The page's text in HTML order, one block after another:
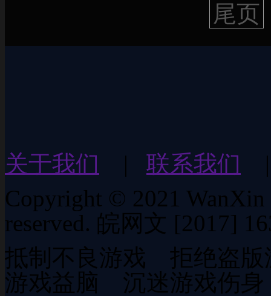
尾页
关于我们 | 联系我们
Copyright © 2021
reserved. 皖网文 [2017]
抵制不良游戏 拒绝盗
游戏益脑 沉迷游戏伤